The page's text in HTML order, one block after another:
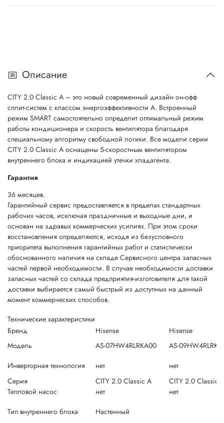
Описание
CITY 2.0 Classic A – это новый современный дизайн он-офф
сплит-систем с классом энергоэффективности А. Встроенный
режим SMART самостоятельно определит оптимальный режим
работы кондиционера и скорость вентилятора благодаря
специальному алгоритму свободной логики. Все модели серии
CITY 2.0 Classic A оснащены 5-скоростным вентилятором
внутреннего блока и индикацией утечки хладагента.
Гарантия
36 месяцев.
Гарантийный сервис предоставляется в пределах стандартных
рабочих часов, исключая праздничные и выходные дни, и
основан на здравых коммерческих усилиях. При этом сроки
восстановления определяются, исходя из безусловного
приоритета выполнения гарантийных работ и статистически
обоснованного наличия на складе Сервисного центра запасных
частей первой необходимости. В случае необходимости доставки
запасных частей со склада предприятия-изготовителя для такой
доставки выбирается самый быстрый из доступных на данный
момент коммерческих способов.
Технические характеристики
Бренд
Hisense
Hisense
Модель
AS-07HW4RLRKA00
AS-
Инверторная технология
нет
нет
Серия
CITY 2.0 Classic A
CITY 2.0 Classic
Тепловой насос
нет
нет
Тип внутреннего блока
Настенный